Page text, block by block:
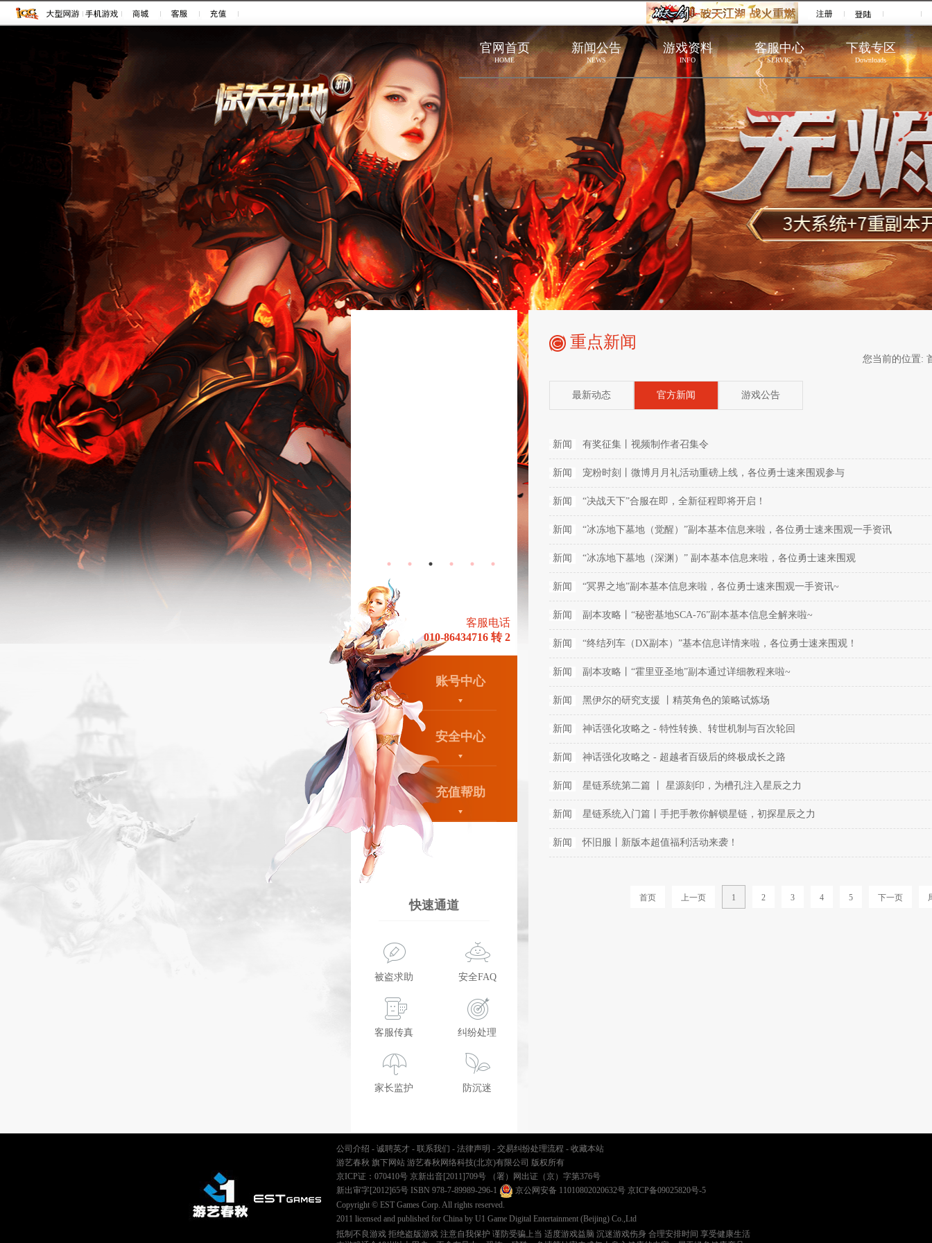
注册 登录
官网首页
HOME
新闻公告
NEWS
游戏资料
INFO
客服中心
SERVIC
下载专区
Downloads
新版本-无烬
战场
无烬战场-怀
旧服活动
驭魔师 心悦会员 黄
客服电话
010-86434716 转 2
账号中心
安全中心
充值帮助
快速通道
被盗求助 安全FAQ
客服传真 纠纷处理
家长监护 防沉迷
重点新闻
您当前的位置:
最新动态 官方新闻 游戏公告
新闻 有奖征集丨视频制作者召集令
新闻 宠粉时刻丨微博月月礼活动重磅上线，各位勇士速来围观参与
新闻 “决战天下”合服在即，全新征程即将开启！
新闻 “冰冻地下墓地（觉醒）”副本基本信息来啦，各位勇士速来围观一手资讯
新闻 “冰冻地下墓地（深渊）” 副本基本信息来啦，各位勇士速来围观
新闻 “冥界之地”副本基本信息来啦，各位勇士速来围观一手资讯~
新闻 副本攻略丨“秘密基地SCA-76”副本基本信息全解来啦~
新闻 “终结列车（DX副本）”基本信息详情来啦，各位勇士速来围观！
新闻 副本攻略丨“霍里亚圣地”副本通过详细教程来啦~
新闻 黑伊尔的研究支援 丨精英角色的策略试炼场
新闻 神话强化攻略之 - 特性转换、转世机制与百次轮回
新闻 神话强化攻略之 - 超越者百级后的终极成长之路
新闻 星链系统第二篇 丨 星源刻印，为槽孔注入星辰之力
新闻 星链系统入门篇丨手把手教你解锁星链，初探星辰之力
新闻 怀旧服丨新版本超值福利活动来袭！
首页 上一页 1 2 3 4 5 下一页
公司介绍 - 诚聘英才 - 联系我们 - 法律声明 - 交易纠纷处理流程 - 收藏本站
游艺春秋 旗下网站 游艺春秋网络科技(北京)有限公司 版权所有
京ICP证：070410号 京新出音[2011]709号
（署）网出证（京）字第376号
新出审字[2012]65号 ISBN 978-7-89989-296-1
京公网安备 11010802020632号 京ICP备09025820号-5
Copyright © EST Games Corp. All rights reserved.
2011 licensed and published for China by U1 Game Digital Entertainment (Beijing) Co.,Ltd
抵制不良游戏 拒绝盗版游戏 注意自我保护 谨防受骗上当 适度游戏益脑 沉迷游戏伤身 合理安排时间 享受健康生活